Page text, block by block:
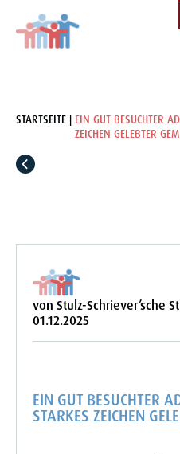
STARTSEITE
EIN GUT BESUCHTER
ZEICHEN GELEBTER
von Stulz-Schriever’sche
01.12.2025
EIN GUT BESUCHTER
STARKES ZEICHEN